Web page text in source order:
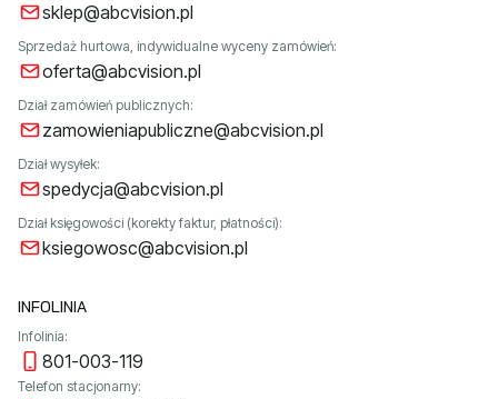
sklep@abcvision.pl
Sprzedaż hurtowa, indywidualne wyceny zamówień:
oferta@abcvision.pl
Dział zamówień publicznych:
zamowieniapubliczne@abcvision.pl
Dział wysyłek:
spedycja@abcvision.pl
Dział księgowości (korekty faktur, płatności):
ksiegowosc@abcvision.pl
INFOLINIA
Infolinia:
801-003-119
Telefon stacjonarny: